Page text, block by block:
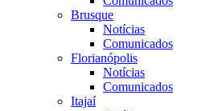
Brusque
Notícias
Comunicados
Florianópolis
Notícias
Comunicados
Itajaí